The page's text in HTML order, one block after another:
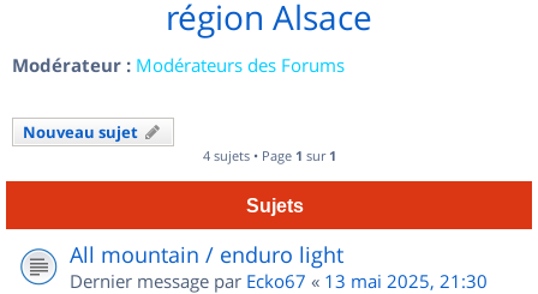
région Alsace
Modérateur : Modérateurs des Forums
Nouveau sujet
4 sujets • Page 1 sur 1
Sujets
All mountain / enduro light
Dernier message par Ecko67 « 13 mai 2025, 21:30